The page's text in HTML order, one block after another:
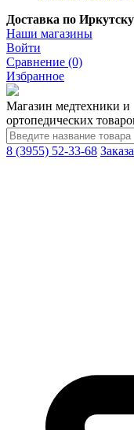
Доставка по
Наши магазины
Войти
Сравнение (0)
Избранное
Магазин медтехники и
ортопедических
8 (3955) 52-33-68